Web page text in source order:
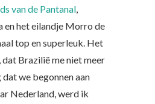
van de Pantanal,
en het eilandje Morro de
top en superleuk. Het
dat Brazilië me niet meer
we begonnen aan
Nederland, werd ik